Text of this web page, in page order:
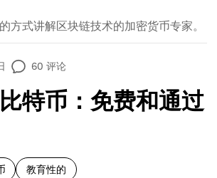
方式讲解区块链技术的加密货币专家。
60 评论
特币：免费和通过
教育性的